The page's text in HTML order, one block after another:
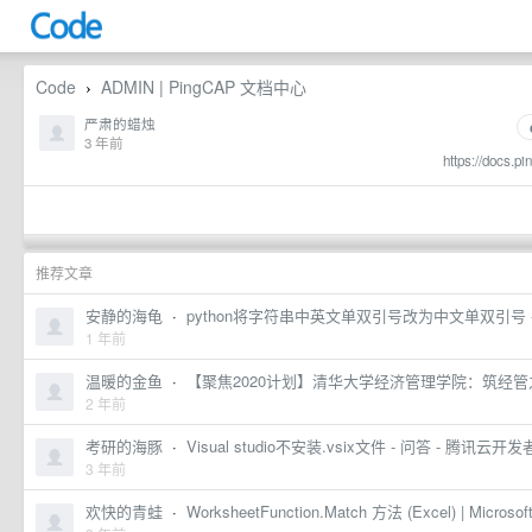
Code › ADMIN | PingCAP 文档中心
https://
严肃的蜡烛
3 年前
推荐文章
安静的海龟 · python将字符串中英文单双引号改为中文单双引
1 年前
温暖的金鱼 · 【聚焦2020计划】清华大学经济管理学院：筑经
2 年前
考研的海豚 · Visual studio不安装.vsix文件 - 问答 - 腾讯云开发
3 年前
欢快的青蛙 · WorksheetFunction.Match 方法 (Excel) |